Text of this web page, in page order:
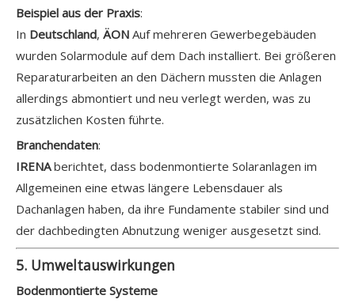
Beispiel aus der Praxis:
In Deutschland, ÄON Auf mehreren Gewerbegebäuden
wurden Solarmodule auf dem Dach installiert. Bei größeren
Reparaturarbeiten an den Dächern mussten die Anlagen
allerdings abmontiert und neu verlegt werden, was zu
zusätzlichen Kosten führte.
Branchendaten:
IRENAberichtet, dass bodenmontierte Solaranlagen im
Allgemeinen eine etwas längere Lebensdauer als
Dachanlagen haben, da ihre Fundamente stabiler sind und
der dachbedingten Abnutzung weniger ausgesetzt sind.
5. Umweltauswirkungen
Bodenmontierte Systeme